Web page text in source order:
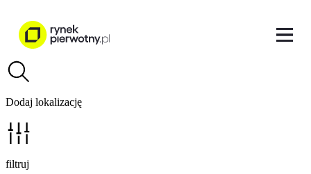
Dodaj lokalizację
filtruj